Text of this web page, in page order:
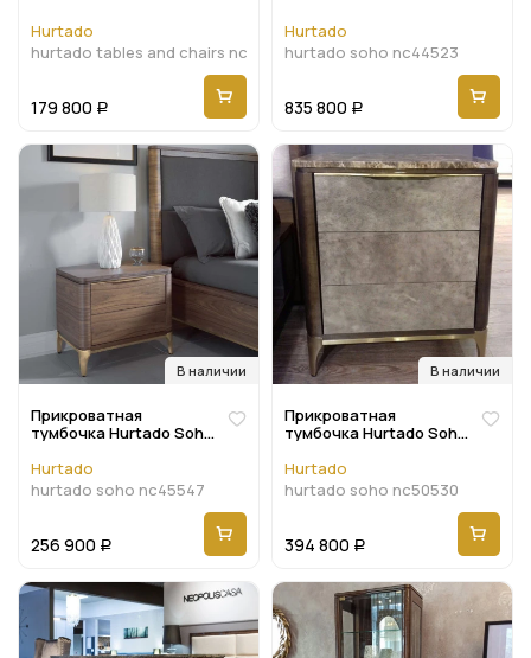
Hurtado
hurtado tables and chairs nc101469
179 800 Р
Hurtado
hurtado soho nc44523
835 800 Р
В наличии
Прикроватная
тумбочка Hurtado Soho
Hurtado
hurtado soho nc45547
256 900 Р
В наличии
Прикроватная
тумбочка Hurtado Soho
Hurtado
hurtado soho nc50530
394 800 Р